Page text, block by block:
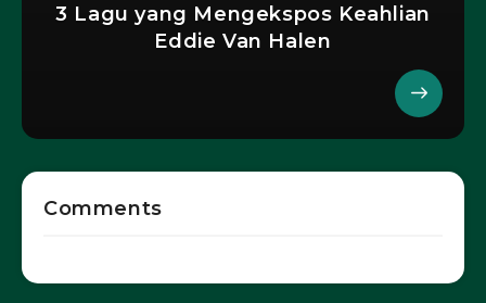
3 Lagu yang Mengekspos Keahlian
Eddie Van Halen
Comments